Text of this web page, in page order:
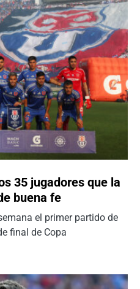
35 jugadores que la
buena fe
el primer partido de
final de Copa